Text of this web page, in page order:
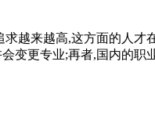
来越高,这方面的人才
变更专业;再者,国内的